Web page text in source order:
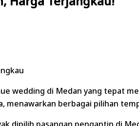
wedding di Medan yang tepat
menawarkan berbagai pilihan